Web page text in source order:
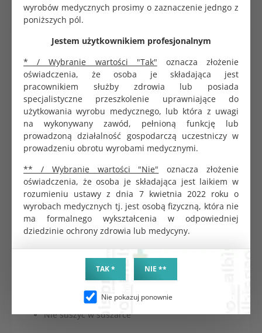
wyrobów medycznych prosimy o zaznaczenie jedngo z
poniższych pól.
Jestem użytkownikiem profesjonalnym
* / Wybranie wartości "Tak" oznacza złożenie
oświadczenia, że osoba je składająca jest
pracownikiem służby zdrowia lub posiada
specjalistyczne przeszkolenie uprawniające do
użytkowania wyrobu medycznego, lub która z uwagi
na wykonywany zawód, pełnioną funkcję lub
prowadzoną działalność gospodarczą uczestniczy w
prowadzeniu obrotu wyrobami medycznymi.
** / Wybranie wartości "Nie" oznacza złożenie
oświadczenia, że osoba je składająca jest laikiem w
rozumieniu ustawy z dnia 7 kwietnia 2022 roku o
wyrobach medycznych tj. jest osobą fizyczną, która nie
ma formalnego wykształcenia w odpowiedniej
dziedzinie ochrony zdrowia lub medycyny.
TAK * NIE **
Nie pokazuj ponownie
Opakowanie zbiorcze
Miękka bawełniana warstwa wierzchnia. Podgumowany
spód chroni materac przed zmoczeniem. Podkład
wykonany jest z wodoszczelnej tkaniny medycznej. Nie
zawiera ftalanów. Niezastąpiony przy pielęgnacji osób
obłożnie chorych. Przydatny przy chorobach
przebiegających z nietrzymaniem moczu.
Antyodleżynowy i antyodparzeniowy. Przeznaczony do
wielokrotnego użytku. Można stosować jako ochraniacz
na materac dla dzieci i dorosłych, podkład higieniczny
pod prześcieradło i jako podkład do przewijania.
Wymiary
40x90 cm, posiada gumki na narożniki materaca.
Szczegóły
Prać w temperaturze 90°C
Nie prasować
Nie można wybielać i chlorować
Nie czyścić chemicznie
Suszyć w pozycji pionowej
Nie suszyć w suszarce